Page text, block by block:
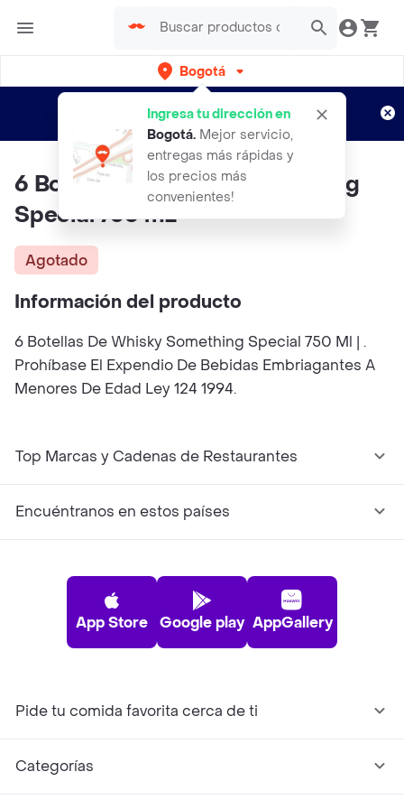
Bogotá
Ingresa tu dirección en
Bogotá. Mejor servicio,
entregas más rápidas y
los precios más
convenientes!
envíos gratis por semanas
Aplican TyC
6 Botellas de Whisky Something
Special 750 mL
Agotado
Información del producto
6 Botellas De Whisky Something Special 750 Ml | .
Prohíbase El Expendio De Bebidas Embriagantes A
Menores De Edad Ley 124 1994.
Top Marcas y Cadenas de Restaurantes
Encuéntranos en estos países
App Store Google play AppGallery
Pide tu comida favorita cerca de ti
Categorías